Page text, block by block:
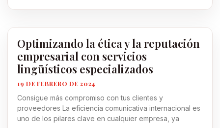
Optimizando la ética y la reputación
empresarial con servicios
lingüísticos especializados
19 DE FEBRERO DE 2024
Consigue más compromiso con tus clientes y
proveedores La eficiencia comunicativa internacional es
uno de los pilares clave en cualquier empresa, ya